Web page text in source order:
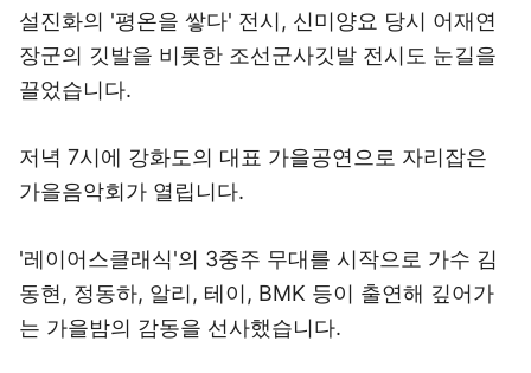
설진화의 '평온을 쌓다' 전시, 신미양요 당시 어재연
장군의 깃발을 비롯한 조선군사깃발 전시도 눈길을
끌었습니다.
저녁 7시에 강화도의 대표 가을공연으로 자리잡은
가을음악회가 열립니다.
'레이어스클래식'의 3중주 무대를 시작으로 가수 김
동현, 정동하, 알리, 테이, BMK 등이 출연해 깊어가
는 가을밤의 감동을 선사했습니다.